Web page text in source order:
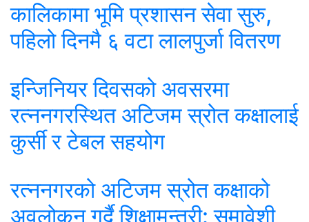
कालिकामा भूमि प्रशासन सेवा सुरु,
पहिलो दिनमै ६ वटा लालपुर्जा वितरण
इन्जिनियर दिवसको अवसरमा
रत्ननगरस्थित अटिजम स्रोत कक्षालाई
कुर्सी र टेबल सहयोग
रत्ननगरको अटिजम स्रोत कक्षाको
अवलोकन गर्दै शिक्षामन्त्री: समावेशी